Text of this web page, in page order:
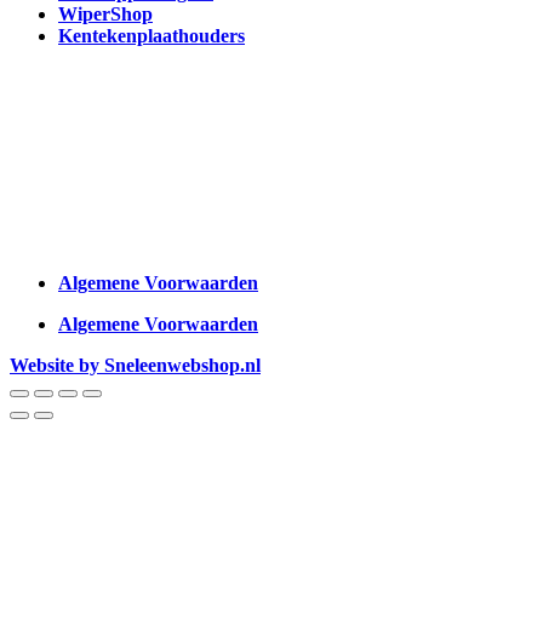
WiperShop
Kentekenplaathouders
Algemene Voorwaarden
Algemene Voorwaarden
Website by Sneleenwebshop.nl